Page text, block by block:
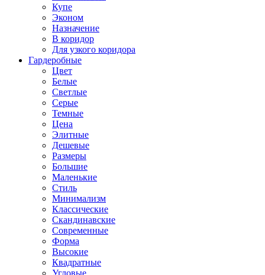
Купе
Эконом
Назначение
В коридор
Для узкого коридора
Гардеробные
Цвет
Белые
Светлые
Серые
Темные
Цена
Элитные
Дешевые
Размеры
Большие
Маленькие
Стиль
Минимализм
Классические
Скандинавские
Современные
Форма
Высокие
Квадратные
Угловые